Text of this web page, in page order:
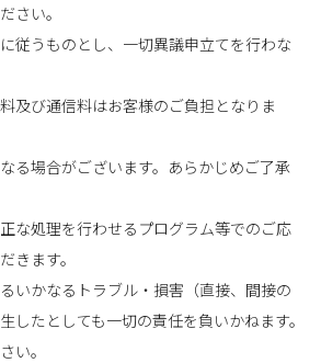
さい。
従うものとし、一切異議申立てを行わな
及び通信料はお客様のご負担となりま
る場合がございます。あらかじめご了承
な処理を行わせるプログラム等でのご応
きます。
いかなるトラブル・損害（直接、間接の
したとしても一切の責任を負いかねます。
い。